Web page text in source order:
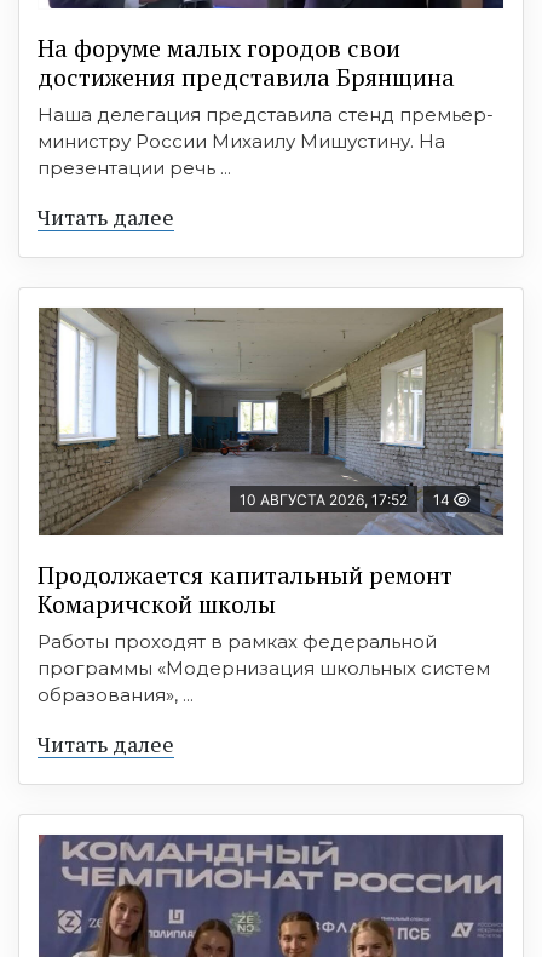
На форуме малых городов свои
достижения представила Брянщина
Наша делегация представила стенд премьер-
министру России Михаилу Мишустину. На
презентации речь ...
Читать далее
10 АВГУСТА 2026, 17:52 14
Продолжается капитальный ремонт
Комаричской школы
Работы проходят в рамках федеральной
программы «Модернизация школьных систем
образования», ...
Читать далее